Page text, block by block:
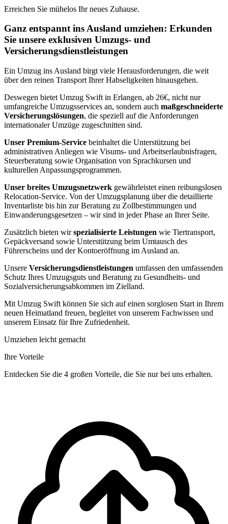
Erreichen Sie mühelos Ihr neues Zuhause.
Ganz entspannt ins Ausland umziehen: Erkunden
Sie unsere exklusiven Umzugs- und
Versicherungsdienstleistungen
Ein Umzug ins Ausland birgt viele Herausforderungen, die weit
über den reinen Transport Ihrer Habseligkeiten hinausgehen.
Deswegen bietet Umzug Swift in Erlangen, ab 26€, nicht nur
umfangreiche Umzugsservices an, sondern auch maßgeschneiderte
Versicherungslösungen, die speziell auf die Anforderungen
internationaler Umzüge zugeschnitten sind.
Unser Premium-Service beinhaltet die Unterstützung bei
administrativen Anliegen wie Visums- und Arbeitserlaubnisfragen,
Steuerberatung sowie Organisation von Sprachkursen und
kulturellen Anpassungsprogrammen.
Unser breites Umzugsnetzwerk gewährleistet einen reibungslosen
Relocation-Service. Von der Umzugsplanung über die detaillierte
Inventarliste bis hin zur Beratung zu Zollbestimmungen und
Einwanderungsgesetzen – wir sind in jeder Phase an Ihrer Seite.
Zusätzlich bieten wirspezialisierte Leistungen wie Tiertransport,
Gepäckversand sowie Unterstützung beim Umtausch des
Führerscheins und der Kontoeröffnung im Ausland an.
Unsere Versicherungsdienstleistungen umfassen den umfassenden
Schutz Ihres Umzugsguts und Beratung zu Gesundheits- und
Sozialversicherungsabkommen im Zielland.
Mit Umzug Swift können Sie sich auf einen sorglosen Start in Ihrem
neuen Heimatland freuen, begleitet von unserem Fachwissen und
unserem Einsatz für Ihre Zufriedenheit.
Umziehen leicht gemacht
Ihre Vorteile
Entdecken Sie die 4 großen Vorteile, die Sie nur bei uns erhalten.